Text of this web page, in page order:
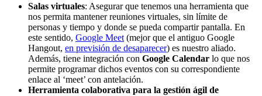
Salas virtuales: Asegurar que tenemos una herramienta que
nos permita mantener reuniones virtuales, sin límite de
personas y tiempo y donde se pueda compartir pantalla. En
este sentido, Google Meet (mejor que el antiguo Google
Hangout, en previsión de desaparecer) es nuestro aliado.
Además, tiene integración con Google Calendar lo que nos
permite programar dichos eventos con su correspondiente
enlace al ‘meet’ con antelación.
Herramienta colaborativa para la gestión ágil de